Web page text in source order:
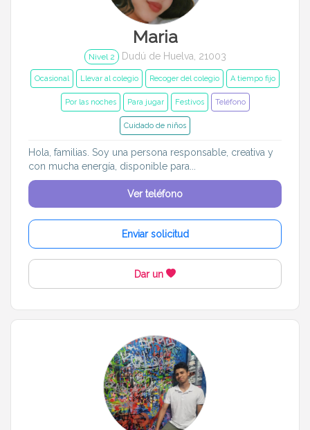
Maria
Nivel 2 Dudú de Huelva, 21003
Ocasional Llevar al colegio Recoger del colegio A tiempo fijo
Por las noches Para jugar Festivos Teléfono
Cuidado de niños
Hola, familias. Soy una persona responsable, creativa y
con mucha energía, disponible para...
Ver teléfono
Enviar solicitud
Dar un